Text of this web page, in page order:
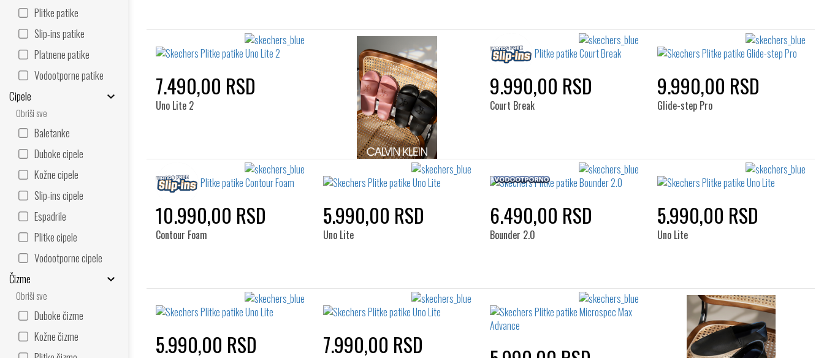
Plitke patike
Slip-ins patike
Platnene patike
Vodootporne patike
Cipele
Obriši sve
Baletanke
Duboke cipele
Kožne cipele
Slip-ins cipele
Espadrile
Plitke cipele
Vodootporne cipele
Čizme
Obriši sve
Duboke čizme
Kožne čizme
7.490,00 RSD
Uno Lite 2
9.990,00 RSD
Court Break
9.990,00 RSD
Glide-step Pro
10.990,00 RSD
Contour Foam
5.990,00 RSD
Uno Lite
6.490,00 RSD
Bounder 2.0
5.990,00 RSD
Uno Lite
5.990,00 RSD 7.990,00 RSD